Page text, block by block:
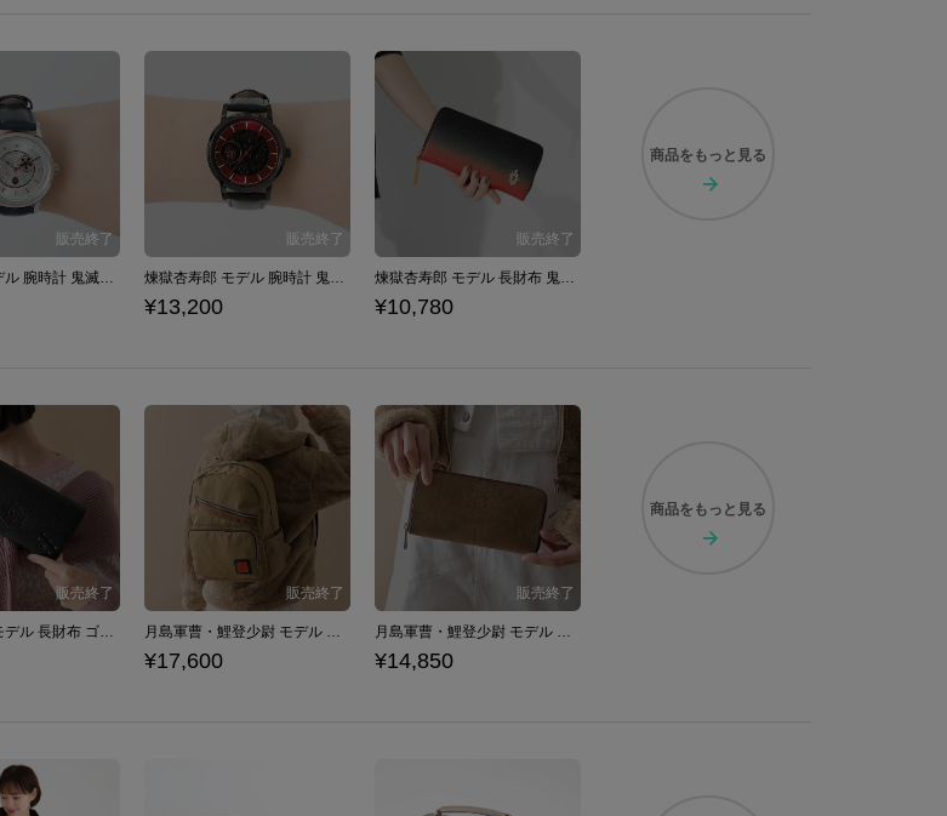
宇髄天元 モデル 腕時計 鬼滅の刃 煉獄杏寿郎 モデル 腕時計 鬼滅の刃
¥13,200
煉獄杏寿郎 モデル 長財布 鬼滅の刃
¥10,780
商品を もっと見る
尾形百之助 モデル 長財布 ゴールデンカムイ 月島軍曹・鯉登少尉 モデル バックパック ゴールデンカムイ
¥17,600
月島軍曹・鯉登少尉 モデル 長財布 ゴールデンカムイ
¥14,850
商品を もっと見る